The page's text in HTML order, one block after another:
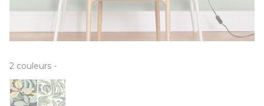
2 couleurs -